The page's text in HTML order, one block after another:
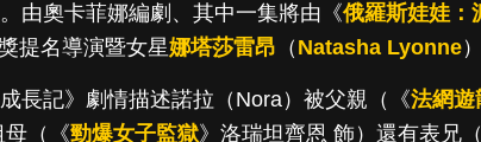
由奧卡菲娜編劇、其中一集將由《俄羅斯娃娃：
提名導演暨女星娜塔莎雷昂 （ Natasha Lyonne
成長記》劇情描述諾拉（Nora）被父親（《法網遊
母（《勁爆女子監獄》洛瑞坦齊恩 飾）還有表兄